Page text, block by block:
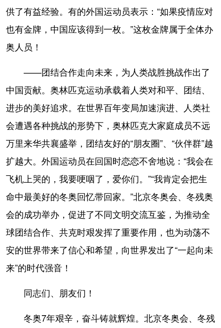
供了有益经验。有的外国运动员表示：“如果疫情应对
也有金牌，中国应该得到一枚。”这枚金牌属于全体办
奥人员！
——团结合作走向未来，为人类战胜挑战作出了
中国贡献。奥林匹克运动承载着人类对和平、团结、
进步的美好追求。在世界百年变局加速演进、人类社
会遭遇各种挑战的形势下，奥林匹克大家庭成员不远
万里来华共襄盛举，团结友好的“朋友圈”、“伙伴群”越
扩越大。外国运动员在回国时恋恋不舍地说：“我会在
飞机上哭的，我要哽咽了，爱你们。”“我肯定会把生
命中最美好的冬奥回忆带回家。”北京冬奥会、冬残奥
会的成功举办，促进了不同文明交流互鉴，为推动全
球团结合作、共克时艰发挥了重要作用，也为动荡不
安的世界带来了信心和希望，向世界发出了“一起向未
来”的时代强音！
同志们、朋友们！
冬奥7年艰辛，奋斗铸就辉煌。北京冬奥会、冬残